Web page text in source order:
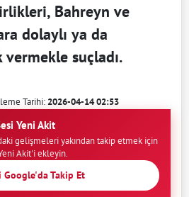
Bahreyn ve
dolaylı ya da
suçladı.
Tarihi:2026-04-14 02:53
Yeni Akit
gelişmeleri yakından takip etmek için
Akit'i ekleyin.
Google'da Takip Et